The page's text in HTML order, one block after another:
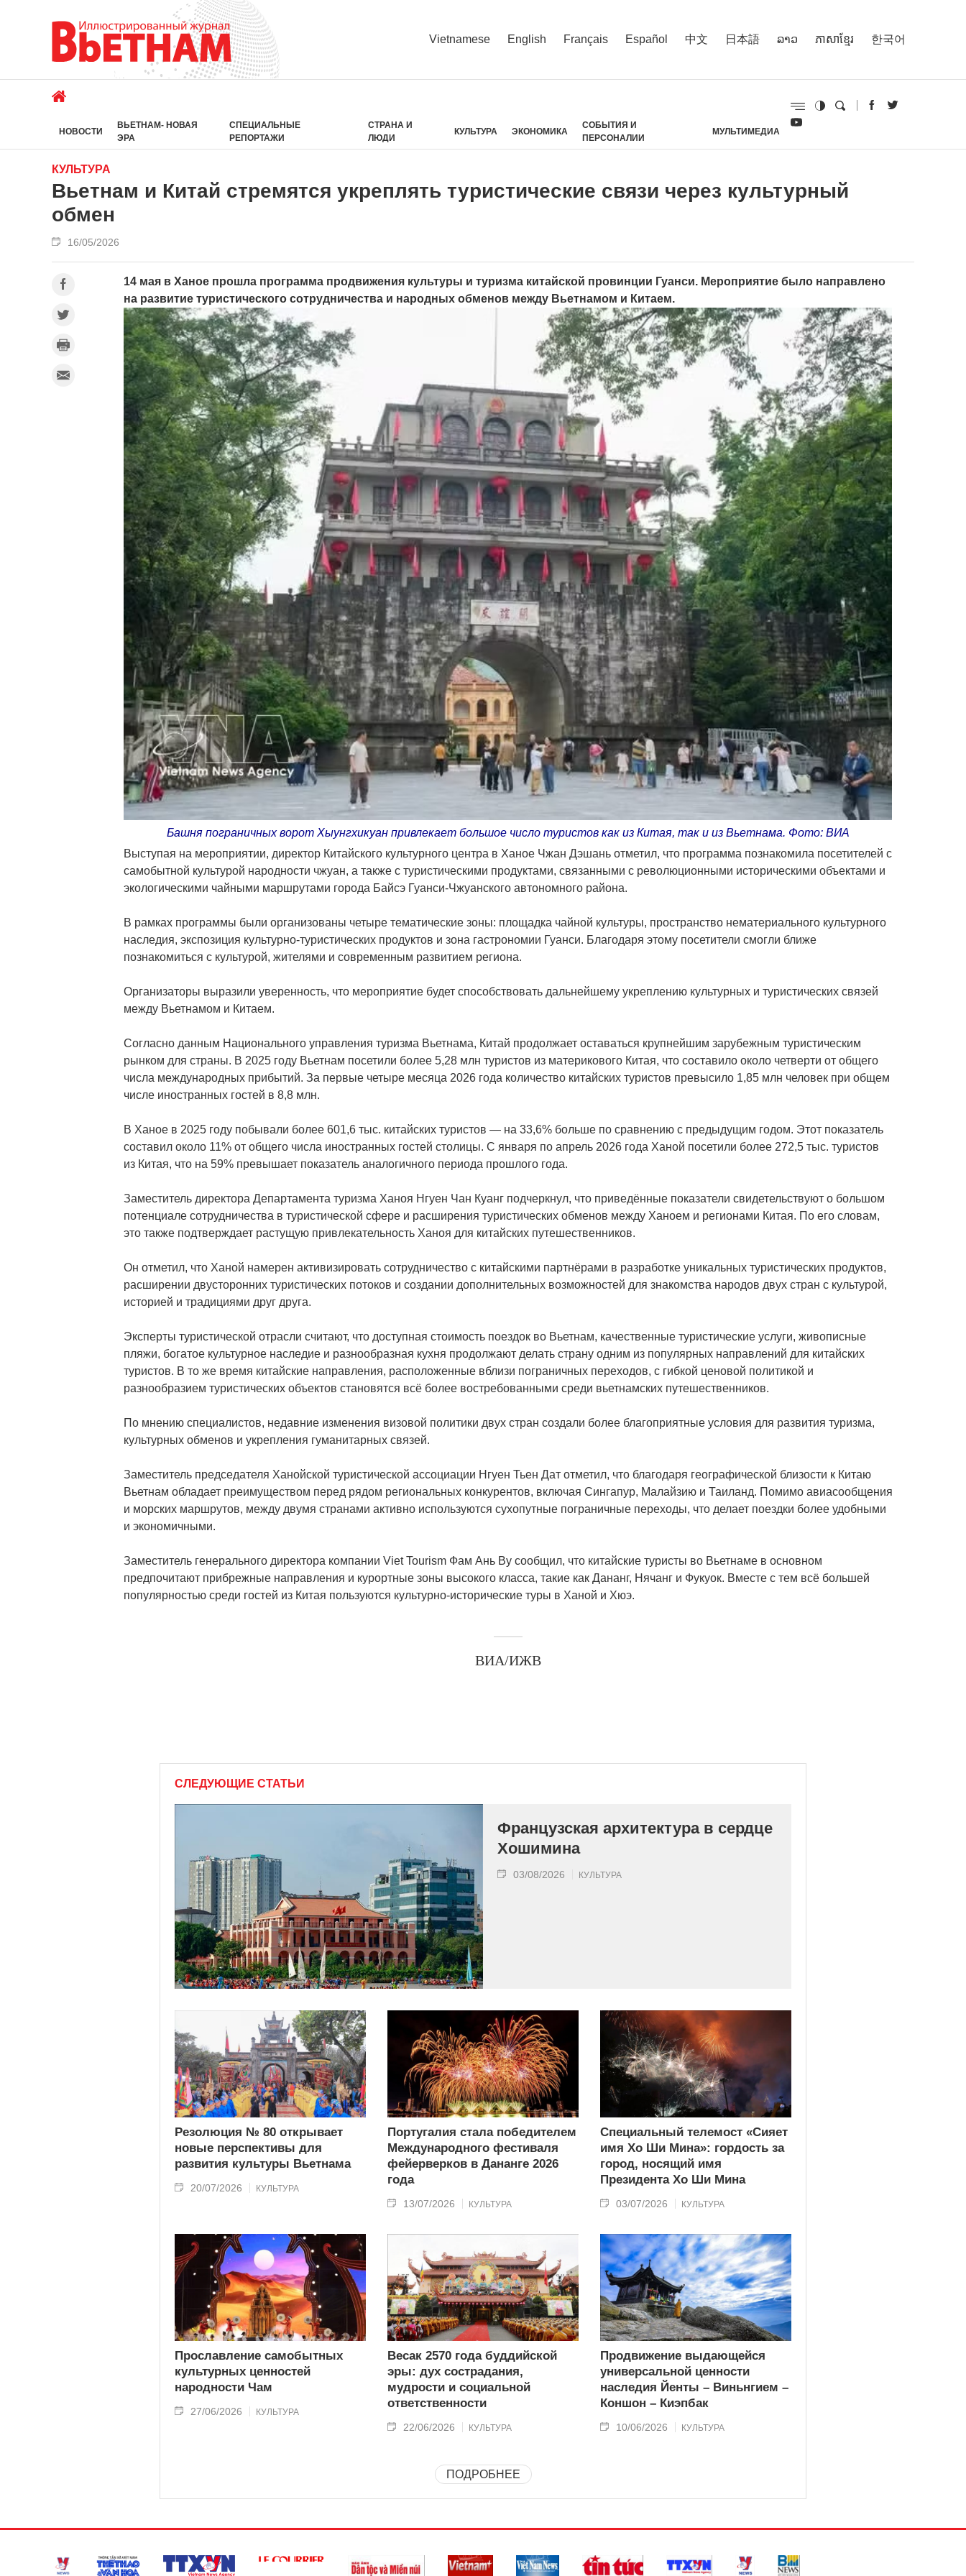
Vietnamese English Français Español 中文 日本語 ລາວ ភាសាខ្មែរ 한국어
НОВОСТИ
ВЬЕТНАМ- НОВАЯ
ЭРА
СПЕЦИАЛЬНЫЕ
РЕПОРТАЖИ
СТРАНА И
ЛЮДИ
КУЛЬТУРА ЭКОНОМИКА
СОБЫТИЯ И
ПЕРСОНАЛИИ
МУЛЬТИМЕДИА
КУЛЬТУРА
Вьетнам и Китай стремятся укреплять туристические связи через культурный
обмен
16/05/2026
14 мая в Ханое прошла программа продвижения культуры и туризма китайской провинции Гуанси. Мероприятие было направлено
на развитие туристического сотрудничества и народных обменов между Вьетнамом и Китаем.
Башня пограничных ворот Хыунгхикуан привлекает большое число туристов как из Китая, так и из Вьетнама. Фото: ВИА
Выступая на мероприятии, директор Китайского культурного центра в Ханое Чжан Дэшань отметил, что программа познакомила посетителей с
самобытной культурой народности чжуан, а также с туристическими продуктами, связанными с революционными историческими объектами и
экологическими чайными маршрутами города Байсэ Гуанси-Чжуанского автономного района.
В рамках программы были организованы четыре тематические зоны: площадка чайной культуры, пространство нематериального культурного
наследия, экспозиция культурно-туристических продуктов и зона гастрономии Гуанси. Благодаря этому посетители смогли ближе
познакомиться с культурой, жителями и современным развитием региона.
Организаторы выразили уверенность, что мероприятие будет способствовать дальнейшему укреплению культурных и туристических связей
между Вьетнамом и Китаем.
Согласно данным Национального управления туризма Вьетнама, Китай продолжает оставаться крупнейшим зарубежным туристическим
рынком для страны. В 2025 году Вьетнам посетили более 5,28 млн туристов из материкового Китая, что составило около четверти от общего
числа международных прибытий. За первые четыре месяца 2026 года количество китайских туристов превысило 1,85 млн человек при общем
числе иностранных гостей в 8,8 млн.
В Ханое в 2025 году побывали более 601,6 тыс. китайских туристов — на 33,6% больше по сравнению с предыдущим годом. Этот показатель
составил около 11% от общего числа иностранных гостей столицы. С января по апрель 2026 года Ханой посетили более 272,5 тыс. туристов
из Китая, что на 59% превышает показатель аналогичного периода прошлого года.
Заместитель директора Департамента туризма Ханоя Нгуен Чан Куанг подчеркнул, что приведённые показатели свидетельствуют о большом
потенциале сотрудничества в туристической сфере и расширения туристических обменов между Ханоем и регионами Китая. По его словам,
это также подтверждает растущую привлекательность Ханоя для китайских путешественников.
Он отметил, что Ханой намерен активизировать сотрудничество с китайскими партнёрами в разработке уникальных туристических продуктов,
расширении двусторонних туристических потоков и создании дополнительных возможностей для знакомства народов двух стран с культурой,
историей и традициями друг друга.
Эксперты туристической отрасли считают, что доступная стоимость поездок во Вьетнам, качественные туристические услуги, живописные
пляжи, богатое культурное наследие и разнообразная кухня продолжают делать страну одним из популярных направлений для китайских
туристов. В то же время китайские направления, расположенные вблизи пограничных переходов, с гибкой ценовой политикой и
разнообразием туристических объектов становятся всё более востребованными среди вьетнамских путешественников.
По мнению специалистов, недавние изменения визовой политики двух стран создали более благоприятные условия для развития туризма,
культурных обменов и укрепления гуманитарных связей.
Заместитель председателя Ханойской туристической ассоциации Нгуен Тьен Дат отметил, что благодаря географической близости к Китаю
Вьетнам обладает преимуществом перед рядом региональных конкурентов, включая Сингапур, Малайзию и Таиланд. Помимо авиасообщения
и морских маршрутов, между двумя странами активно используются сухопутные пограничные переходы, что делает поездки более удобными
и экономичными.
Заместитель генерального директора компании Viet Tourism Фам Ань Ву сообщил, что китайские туристы во Вьетнаме в основном
предпочитают прибрежные направления и курортные зоны высокого класса, такие как Дананг, Нячанг и Фукуок. Вместе с тем всё большей
популярностью среди гостей из Китая пользуются культурно-исторические туры в Ханой и Хюэ.
ВИА/ИЖВ
СЛЕДУЮЩИЕ СТАТЬИ
Французская архитектура в сердце
Хошимина
03/08/2026 КУЛЬТУРА
Резолюция № 80 открывает
новые перспективы для
развития культуры Вьетнама
20/07/2026 КУЛЬТУРА
Португалия стала победителем
Международного фестиваля
фейерверков в Дананге 2026
года
13/07/2026 КУЛЬТУРА
Специальный телемост «Сияет
имя Хо Ши Мина»: гордость за
город, носящий имя
Президента Хо Ши Мина
03/07/2026 КУЛЬТУРА
Прославление самобытных
культурных ценностей
народности Чам
27/06/2026 КУЛЬТУРА
Весак 2570 года буддийской
эры: дух сострадания,
мудрости и социальной
ответственности
22/06/2026 КУЛЬТУРА
Продвижение выдающейся
универсальной ценности
наследия Йенты – Виньнгием –
Коншон – Киэпбак
10/06/2026 КУЛЬТУРА
ПОДРОБНЕЕ